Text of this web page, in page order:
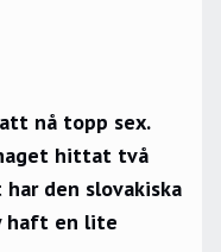
nå topp sex.
hittat två
den slovakiska
haft en lite